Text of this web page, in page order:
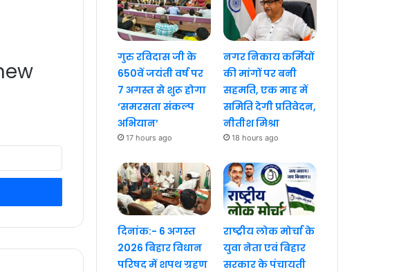
गुरु रविदास जी के
650वें जयंती वर्ष पर
7 अगस्त से शुरू होगा
‘समरसता संकल्प
अभियान’
17 hours ago
नगर निकाय कर्मियों
की मांगों पर बनी
सहमति, एक माह में
समिति देगी प्रतिवेदन,
नीतीश मिश्रा
18 hours ago
दिनांक:- 6 अगस्त
2026 बिहार विधान
परिषद में शपथ ग्रहण
राष्ट्रीय लोक मोर्चा के
युवा नेता एवं बिहार
सरकार के पंचायती